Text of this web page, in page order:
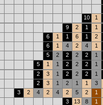
10
1
9
2 1
1
6
1 1 6 1
2
6
1 4 2 4
1
5
2 2 2 2
1
5
1 1 2 2 2
1
2
3 1 2 2 2
1
2
3 1 2 1 1
3
3
2 4 2 4 2 5 2
1
3
13 8
1